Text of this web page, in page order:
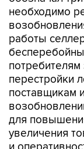
необходимо
работы
потребителям
перестройки
поставщикам
для
увеличения